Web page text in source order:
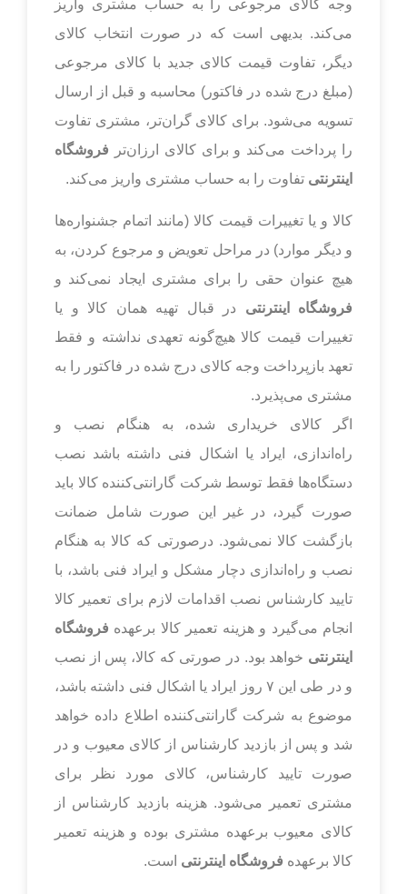
وجه کالای مرجوعی را به حساب مشتری واریز
می‌کند. بدیهی است که در صورت انتخاب کالای
دیگر، تفاوت قیمت کالای جدید با کالای مرجوعی
(مبلغ درج شده در فاکتور) محاسبه و قبل از ارسال
تسویه می‌شود. برای کالای گران‌تر، مشتری تفاوت
را پرداخت می‌کند و برای کالای ارزان‌تر فروشگاه
اینترنتی تفاوت را به حساب مشتری واریز می‌کند.
کالا و یا تغییرات قیمت کالا (مانند اتمام جشنواره‌ها
و دیگر موارد) در مراحل تعویض و مرجوع کردن، به
هیچ عنوان حقی را برای مشتری ایجاد نمی‌کند و
فروشگاه اینترنتی در قبال تهیه همان کالا و یا
تغییرات قیمت کالا هیچ‌گونه تعهدی نداشته و فقط
تعهد بازپرداخت وجه کالای درج شده در فاکتور را به
مشتری می‌پذیرد.
اگر کالای خریداری شده، به هنگام نصب و
راه‌اندازی، ایراد یا اشکال فنی داشته باشد نصب
دستگاه‌ها فقط توسط شرکت گارانتی‌کننده کالا باید
صورت گیرد، در غیر این صورت شامل ضمانت
بازگشت کالا نمی‌شود. درصورتی که کالا به هنگام
نصب و راه‌اندازی دچار مشکل و ایراد فنی باشد، با
تایید کارشناس نصب اقدامات لازم برای تعمیر کالا
انجام می‌گیرد و هزینه تعمیر کالا برعهده فروشگاه
اینترنتی خواهد بود. در صورتی که کالا، پس از نصب
و در طی این ۷ روز ایراد یا اشکال فنی داشته باشد،
موضوع به شرکت گارانتی‌کننده اطلاع داده خواهد
شد و پس از بازدید کارشناس از کالای معیوب و در
صورت تایید کارشناس، کالای مورد نظر برای
مشتری تعمیر می‌شود. هزینه بازدید کارشناس از
کالای معیوب برعهده مشتری بوده و هزینه تعمیر
کالا برعهده فروشگاه اینترنتی است.